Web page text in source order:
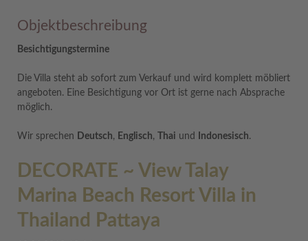
Objektbeschreibung
Besichtigungstermine
Die Villa steht ab sofort zum Verkauf und wird komplett möbliert
angeboten. Eine Besichtigung vor Ort ist gerne nach Absprache
möglich.
Wir sprechen Deutsch, Englisch, Thai und Indonesisch.
DECORATE ~ View Talay
Marina Beach Resort Villa in
Thailand Pattaya